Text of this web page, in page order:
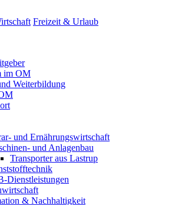
Freizeit & Urlaub
im OM
Weiterbildung
und Ernährungswirtschaft
und Anlagenbau
Transporter aus Lastrup
Dienstleistungen
& Nachhaltigkeit